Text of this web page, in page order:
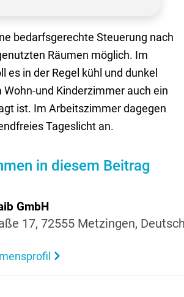
bedarfsgerechte Steuerung nach
Räumen möglich. Im
es in der Regel kühl und dunkel
Wohn-und Kinderzimmer auch ein
ist. Im Arbeitszimmer dagegen
Tageslicht an.
in diesem Beitrag
GmbH
17, 72555 Metzingen,